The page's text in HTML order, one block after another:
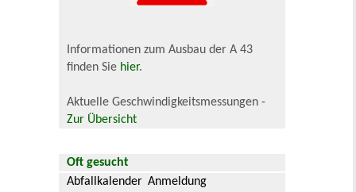
Informationen zum Ausbau der A 43
finden Sie hier.
Aktuelle Geschwindigkeitsmessungen -
Zur Übersicht
Oft gesucht
Abfallkalender Anmeldung